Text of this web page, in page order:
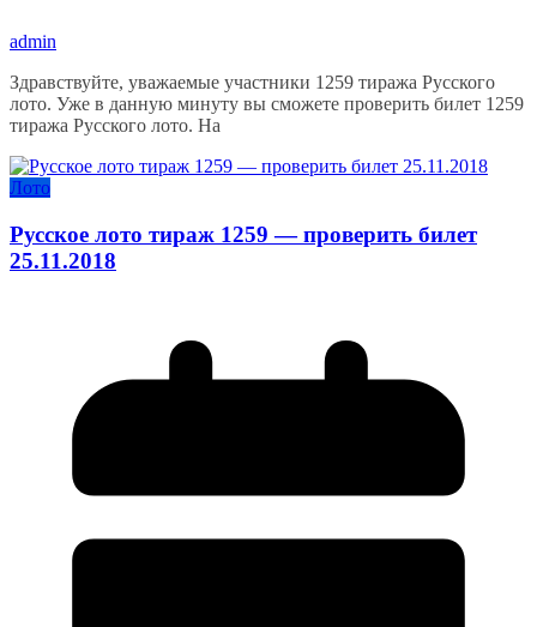
admin
Здравствуйте, уважаемые участники 1259 тиража Русского
лото. Уже в данную минуту вы сможете проверить билет 1259
тиража Русского лото. На
Лото
Русское лото тираж 1259 — проверить билет
25.11.2018